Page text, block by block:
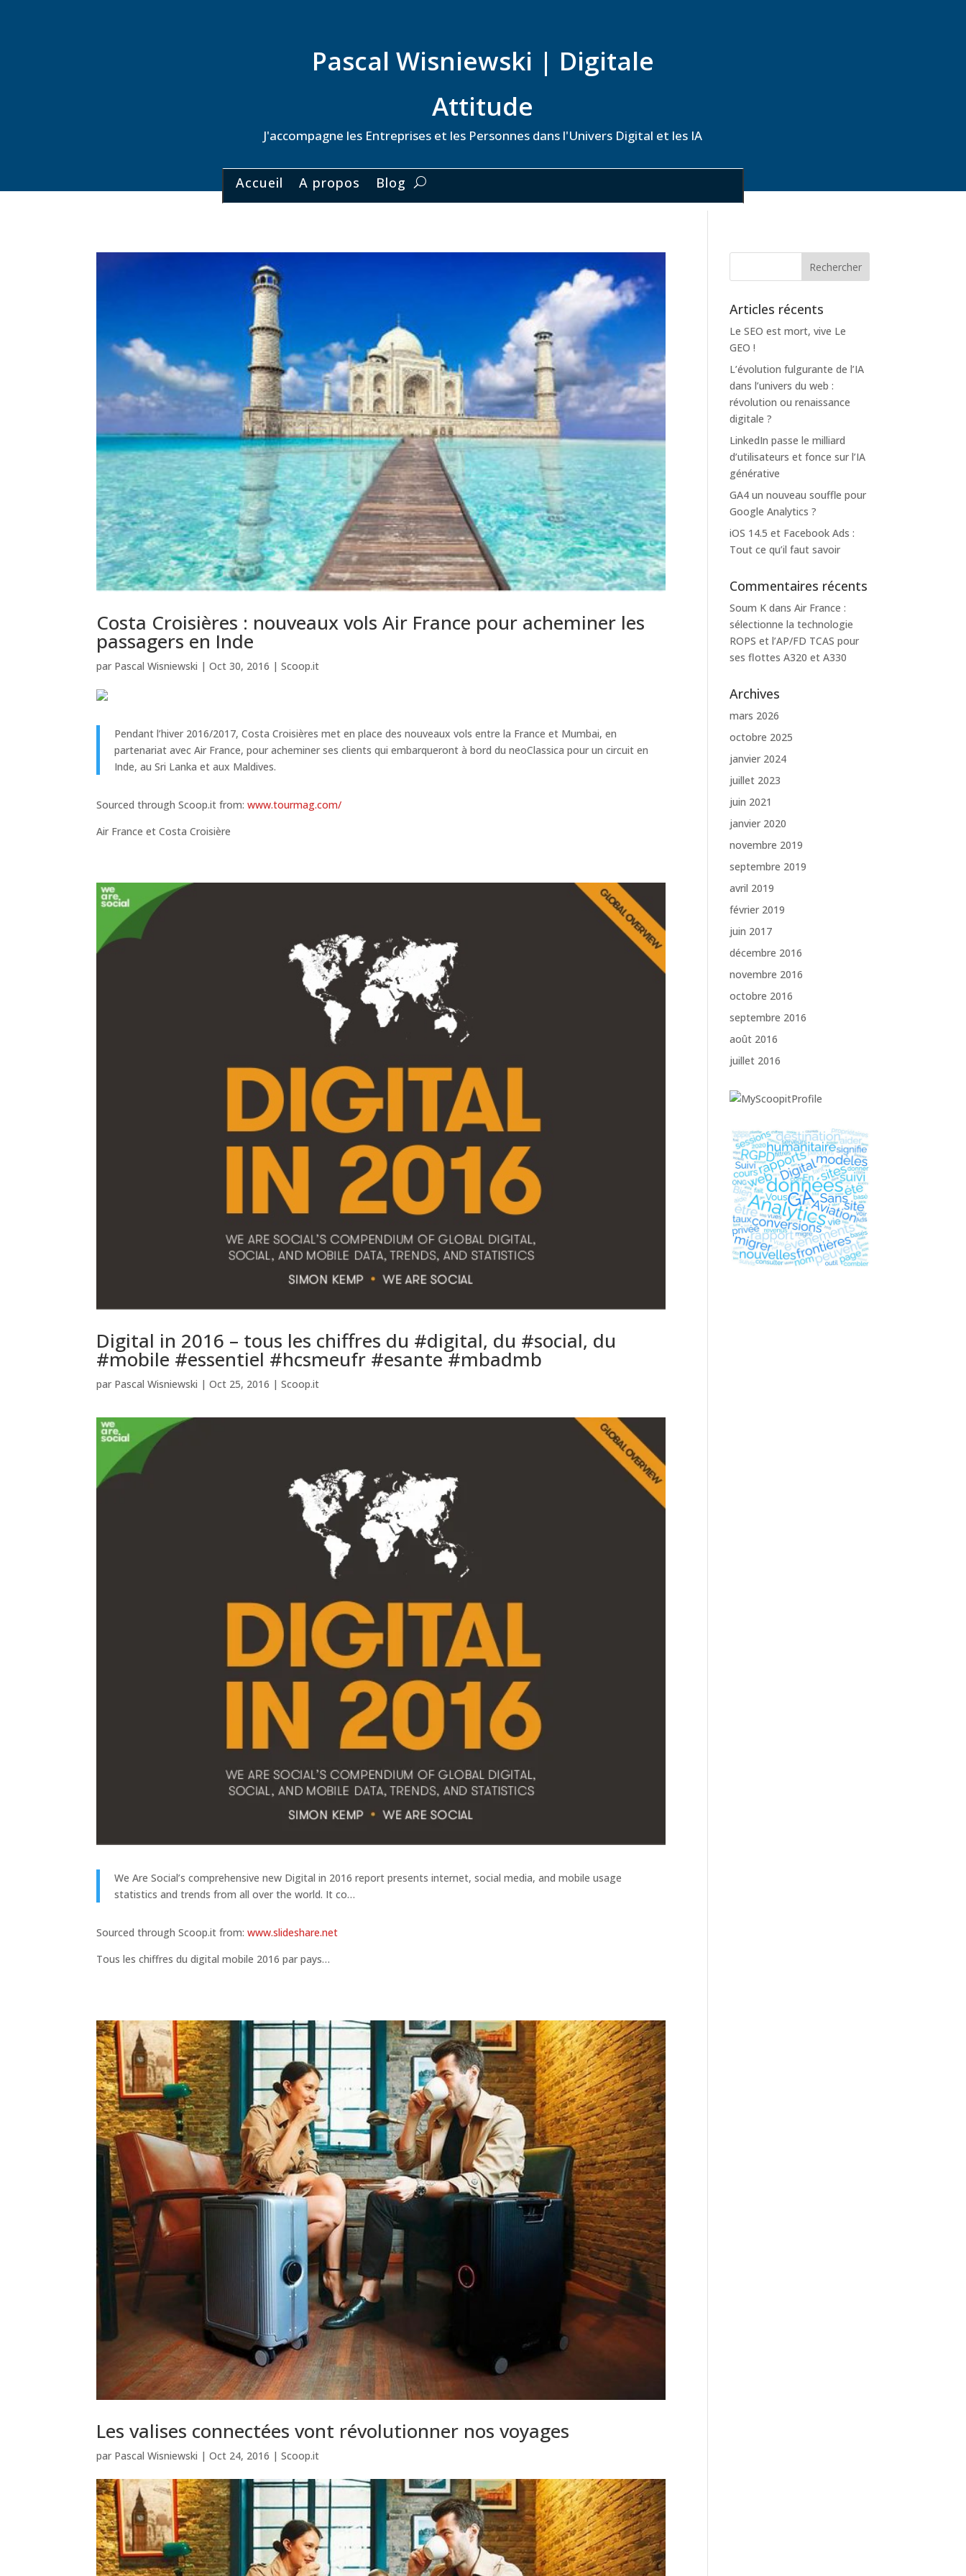
Pascal Wisniewski | Digitale
Attitude
J'accompagne les Entreprises et les Personnes dans l'Univers Digital et les IA
Accueil A propos Blog
Costa Croisières : nouveaux vols Air France pour acheminer les
passagers en Inde
par Pascal Wisniewski |Oct 30, 2016 |Scoop.it
Pendant l’hiver 2016/2017, Costa Croisières met en place des nouveaux vols entre la France et Mumbai, en
partenariat avec Air France, pour acheminer ses clients qui embarqueront à bord du neoClassica pour un circuit en
Inde, au Sri Lanka et aux Maldives.
Sourced through Scoop.it from:www.tourmag.com/
Air France et Costa Croisière
Digital in 2016 – tous les chiffres du #digital, du #social, du
#mobile #essentiel #hcsmeufr #esante #mbadmb
par Pascal Wisniewski |Oct 25, 2016 |Scoop.it
We Are Social’s comprehensive new Digital in 2016 report presents internet, social media, and mobile usage
statistics and trends from all over the world. It co…
Sourced through Scoop.it from:www.slideshare.net
Tous les chiffres du digital mobile 2016 par pays…
Les valises connectées vont révolutionner nos voyages
par Pascal Wisniewski |Oct 24, 2016 |Scoop.it
Articles récents
Le SEO est mort, vive Le
GEO !
L’évolution fulgurante de l’IA
dans l’univers du web :
révolution ou renaissance
digitale ?
LinkedIn passe le milliard
d’utilisateurs et fonce sur l’IA
générative
GA4 un nouveau souffle pour
Google Analytics ?
iOS 14.5 et Facebook Ads :
Tout ce qu’il faut savoir
Commentaires récents
Soum K dansAir France :
sélectionne la technologie
ROPS et l’AP/FD TCAS pour
ses flottes A320 et A330
Archives
mars 2026
octobre 2025
janvier 2024
juillet 2023
juin 2021
janvier 2020
novembre 2019
septembre 2019
avril 2019
février 2019
juin 2017
décembre 2016
novembre 2016
octobre 2016
septembre 2016
août 2016
juillet 2016